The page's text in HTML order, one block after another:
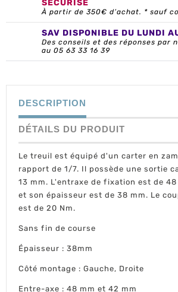
SÉCURISÉ
À partir de 350€ d’achat. * sauf
SAV DISPONIBLE DU LUNDI
Des conseils et des réponses par
au 05 63 33 16 39
DESCRIPTION
DÉTAILS DU PRODUIT
Le treuil est équipé d'un carter en
rapport de 1/7. Il possède une sortie
13 mm. L'entraxe de fixation est de 48
et son épaisseur est de 38 mm. Le
est de 20 Nm.
Sans fin de course
Épaisseur : 38mm
Côté montage : Gauche, Droite
Entre-axe : 48 mm et 42 mm